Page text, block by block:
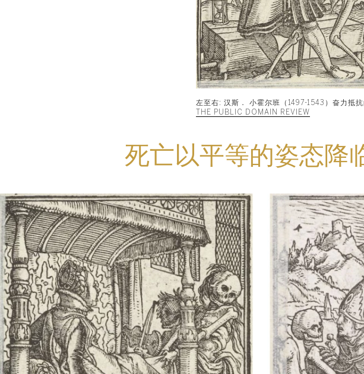
左至右: 汉斯． 小霍尔班（1497-1543）奋力抵
THE PUBLIC DOMAIN REVIEW
死亡以平等的姿态降